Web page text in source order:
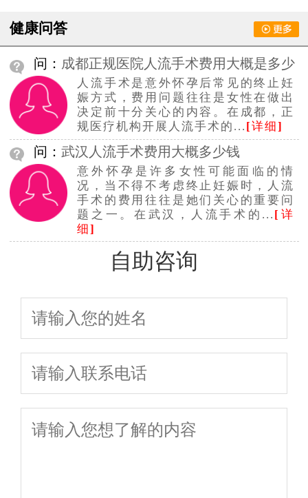
健康问答
问： 成都正规医院人流手术费用大概是多少
钱
人流手术是意外怀孕后常见的终止妊
娠方式，费用问题往往是女性在做出
决定前十分关心的内容。在成都，正
规医疗机构开展人流手术的... [详细]
问： 武汉人流手术费用大概多少钱
意外怀孕是许多女性可能面临的情
况，当不得不考虑终止妊娠时，人流
手术的费用往往是她们关心的重要问
题之一。在武汉，人流手术的... [ 详
细]
自助咨询